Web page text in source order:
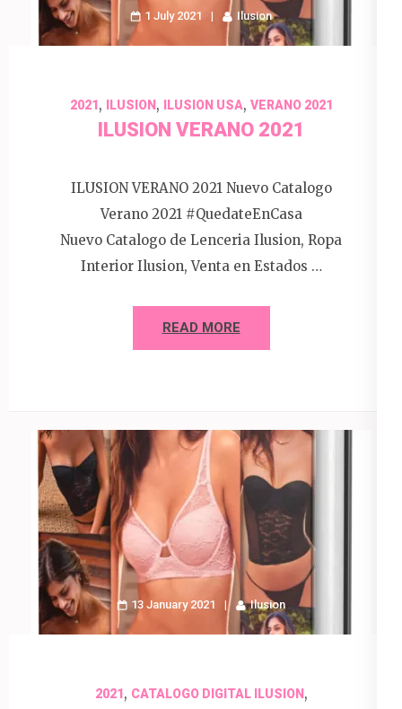
1 July 2021 Ilusion
2021, ILUSION, ILUSION USA, VERANO 2021
ILUSION VERANO 2021
ILUSION VERANO 2021 Nuevo Catalogo
Verano 2021 #QuedateEnCasa
Nuevo Catalogo de Lenceria Ilusion, Ropa
Interior Ilusion, Venta en Estados …
READ MORE
13 January 2021 Ilusion
2021, CATALOGO DIGITAL ILUSION,